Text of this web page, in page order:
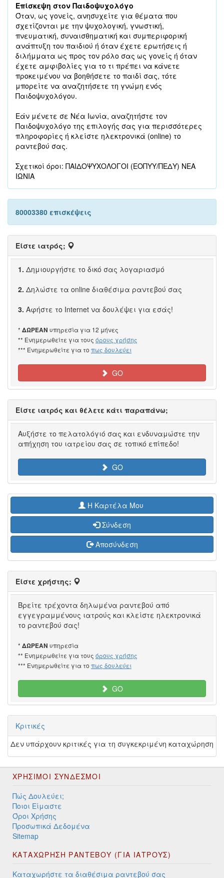
Επίσκεψη στον Παιδοψυχολόγο
Όταν, ως γονείς, ανησυχείτε για θέματα που
σχετίζονται με την ψυχολογική, γνωστική,
πνευματική, συναισθηματική και συμπεριφορική
ανάπτυξη του παιδιού ή όταν έχετε ερωτήσεις ή
διλήμματα ως προς τον ρόλο σας ως γονείς ή όταν
έχετε αμφιβολίες για το τι πρέπει να κάνετε
προκειμένου να βοηθήσετε το παιδί σας, τότε
μπορείτε να αναζητήσετε τη γνώμη ενός
Παιδοψυχολόγου.
Εάν μένετε σε Νέα Ιωνία, αναζητήστε τον
Παιδοψυχολόγο της επιλογής σας για περισσότερες
πληροφορίες ή κλείστε ηλεκτρονικά (online) το
ραντεβού σας.
Σχετικοί όροι: ΠΑΙΔΟΨΥΧΟΛΟΓΟΙ (ΕΟΠΥΥ/ΠΕΔΥ) ΝΕΑ
ΙΩΝΙΑ
80003380 επισκέψεις
Είστε ιατρός;
1. Δημιουργήστε το δικό σας λογαριασμό
2. Δηλώστε τα online διαθέσιμα ραντεβού σας
3. Αφήστε το Internet να δουλέψει για εσάς!
* ΔΩΡΕΑΝ υπηρεσία για 12 μήνες
** Ενημερωθείτε για τους όρους χρήσης
*** Ενημερωθείτε για το πως δουλεύει
GO
Είστε ιατρός και θέλετε κάτι παραπάνω;
Αυξήστε το πελατολόγιό σας και ενδυναμώστε την
απήχηση του ιατρείου σας σε τοπικό επίπεδο!
GO
H Καρτέλα Μου
Σύνδεση
Αποσύνδεση
Είστε χρήστης;
Βρείτε τρέχοντα δηλωμένα ραντεβού από
εγγεγραμμένους ιατρούς και κλείστε ηλεκτρονικά
το ραντεβού σας!
* ΔΩΡΕΑΝ υπηρεσία
** Ενημερωθείτε για τους όρους χρήσης
*** Ενημερωθείτε για το πως δουλεύει
GO
Κριτικές
Δεν υπάρχουν κριτικές για τη συγκεκριμένη καταχώρηση
ΧΡΉΣΙΜΟΙ ΣΎΝΔΕΣΜΟΙ
Πώς Δουλεύει;
Ποιοι Είμαστε
Όροι Χρήσης
Προσωπικά Δεδομένα
Sitemap
ΚΑΤΑΧΩΡΗΣΗ ΡΑΝΤΕΒΟΥ (ΓΙΑ ΙΑΤΡΟΥΣ)
Καταχωρήστε τα διαθέσιμα ραντεβού σας